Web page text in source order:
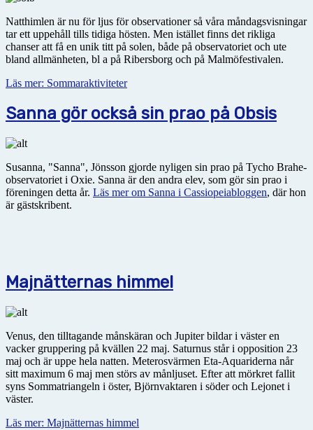
Natthimlen är nu för ljus för observationer så våra måndagsvisningar
tar ett uppehåll tills tidiga hösten. Men istället finns det rikliga
chanser att få en unik titt på solen, både på observatoriet och ute
bland allmänheten, bl a på Ribersborg och på Malmöfestivalen.
Läs mer: Sommaraktiviteter
Sanna gör också sin prao på Obsis
Susanna, "Sanna", Jönsson gjorde nyligen sin prao på Tycho Brahe-
observatoriet i Oxie. Sanna är den andra elev, som gör sin prao i
föreningen detta år. Läs mer om Sanna i Cassiopeiabloggen, där hon
är gästskribent.
Majnätternas himmel
Venus, den tilltagande månskäran och Jupiter bildar i väster en
vacker gruppering på kvällen 22 maj. Saturnus står i opposition 23
maj och är uppe hela natten. Meterosvärmen Eta-Aquariderna når
sitt maximum 6 maj men störs av månljuset. Efter att mörkret fallit
syns Sommatriangeln i öster, Björnvaktaren i söder och Lejonet i
väster.
Läs mer: Majnätternas himmel